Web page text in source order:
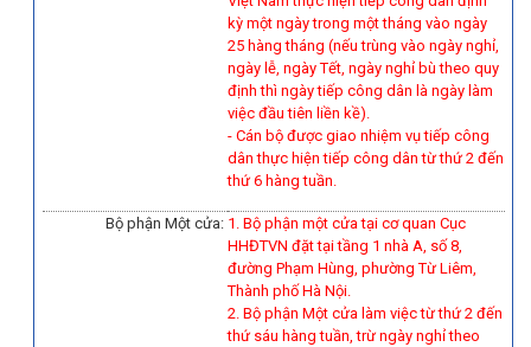
kỳ một ngày trong một tháng vào ngày
25 hàng tháng (nếu trùng vào ngày nghỉ,
ngày lễ, ngày Tết, ngày nghỉ bù theo quy
định thì ngày tiếp công dân là ngày làm
việc đầu tiên liền kề).
- Cán bộ được giao nhiệm vụ tiếp công
dân thực hiện tiếp công dân từ thứ 2 đến
thứ 6 hàng tuần.
Bộ phận Một cửa: 1. Bộ phận một cửa tại cơ quan Cục
HHĐTVN đặt tại tầng 1 nhà A, số 8,
đường Phạm Hùng, phường Từ Liêm,
Thành phố Hà Nội.
2. Bộ phận Một cửa làm việc từ thứ 2 đến
thứ sáu hàng tuần, trừ ngày nghỉ theo